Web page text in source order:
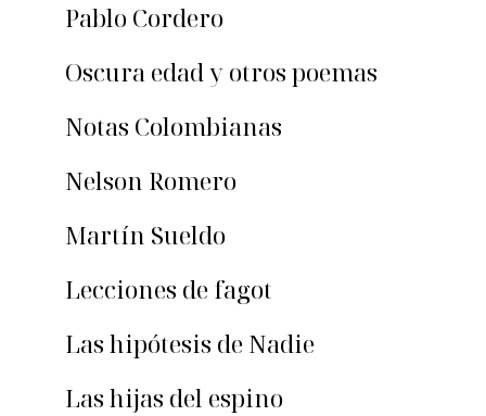
Pablo Cordero
Oscura edad y otros poemas
Notas Colombianas
Nelson Romero
Martín Sueldo
Lecciones de fagot
Las hipótesis de Nadie
Las hijas del espino